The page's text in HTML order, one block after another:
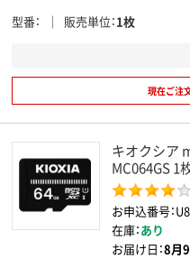
型番 販売単位 1枚
現在ご注
キオクシア
MC064GS 1
お申込番号：
在庫：あり
お届け日：8月9